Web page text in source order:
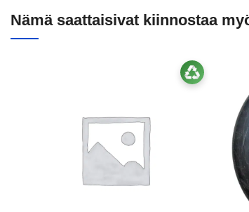
Nämä saattaisivat kiinnostaa